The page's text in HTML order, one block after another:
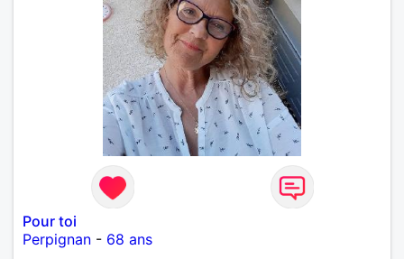
Pour toi
Perpignan - 68 ans